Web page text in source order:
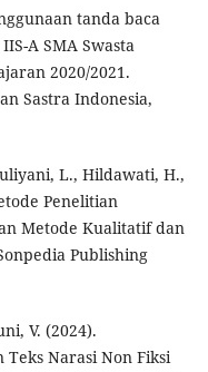
tanda baca
A SMA Swasta
2020/2021.
Sastra Indonesia,
L., Hildawati, H.,
Penelitian
Metode Kualitatif dan
Publishing
V. (2024).
Teks Narasi Non Fiksi